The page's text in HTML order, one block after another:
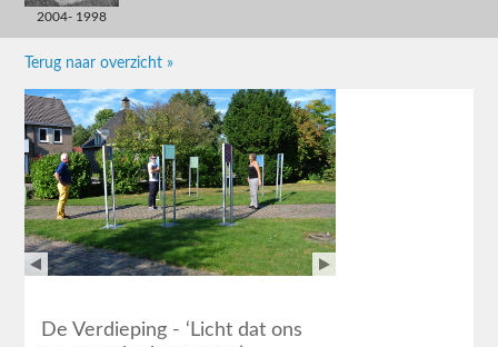
2004- 1998
Terug naar overzicht »
De Verdieping - ‘Licht dat ons